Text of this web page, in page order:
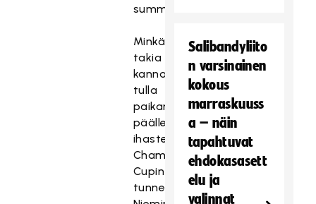
summaa.
Minkä
takia
kannattaa
tulla
paikan
päälle
ihastelemaan
Champions
Cupin
tunnelmaa?
Salibandyliito
n varsinainen
kokous
marraskuuss
a – näin
tapahtuvat
ehdokasasett
elu ja
valinnat